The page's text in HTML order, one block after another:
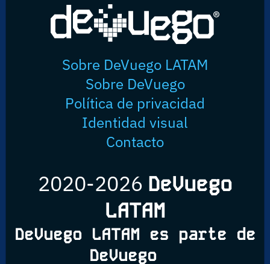
Sobre DeVuego LATAM
Sobre DeVuego
Política de privacidad
Identidad visual
Contacto
2020-2026 DeVuego
LATAM
DeVuego LATAM es parte de
DeVuego